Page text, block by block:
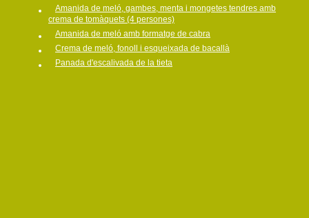
Amanida de meló, gambes, menta i mongetes tendres amb
crema de tomàquets (4 persones)
Amanida de meló amb formatge de cabra
Crema de meló, fonoll i esqueixada de bacallà
Panada d'escalivada de la tieta